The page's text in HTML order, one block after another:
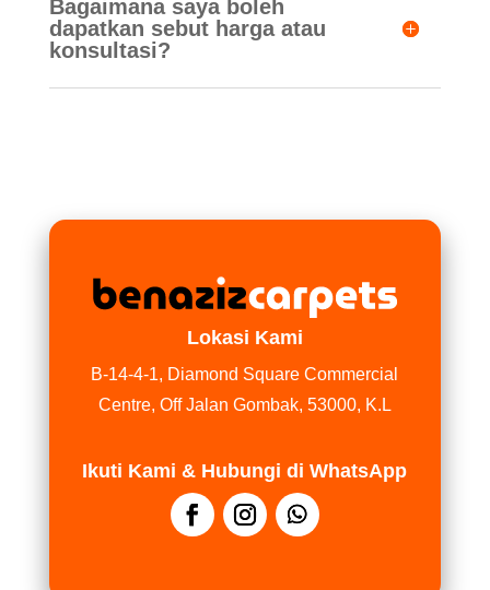
Bagaimana saya boleh
dapatkan sebut harga atau
konsultasi?
Lokasi Kami
B-14-4-1, Diamond Square Commercial
Centre, Off Jalan Gombak, 53000, K.L
Ikuti Kami & Hubungi di WhatsApp